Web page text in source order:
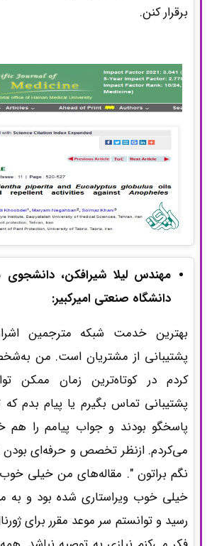
برقرار کنن.
مهندس لیلا شیرافکن،
دانشگاه صنعتی امیرکبیر:
بهترین خدمت شبکه مترجمین
پشتیبانی از مشتریان است. من
کردم در کوتاه‌ترین زمان ممکن
پشتیبانی تماس بگیرم یا پیام بدم
پاسخگو بودند و جواب پیامم را هم
می‌کردم. ازنظر تخصص و حرفه‌ای بودن
نگم براتون ". مقاله‌های من خیلی
خیلی خوب ویراستاری شده بود و به
رسید و توانستم سر موعد مقرر برای